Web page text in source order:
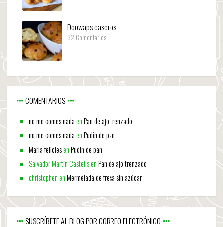
Doowaps caseros
32 Comentarios
COMENTARIOS
no me comes nadaenPan de ajo trenzado
no me comes nadaenPudin de pan
Maria feliciesenPudin de pan
Salvador Martín CastellsenPan de ajo trenzado
christopher.enMermelada de fresa sin azúcar
SUSCRÍBETE AL BLOG POR CORREO ELECTRÓNICO